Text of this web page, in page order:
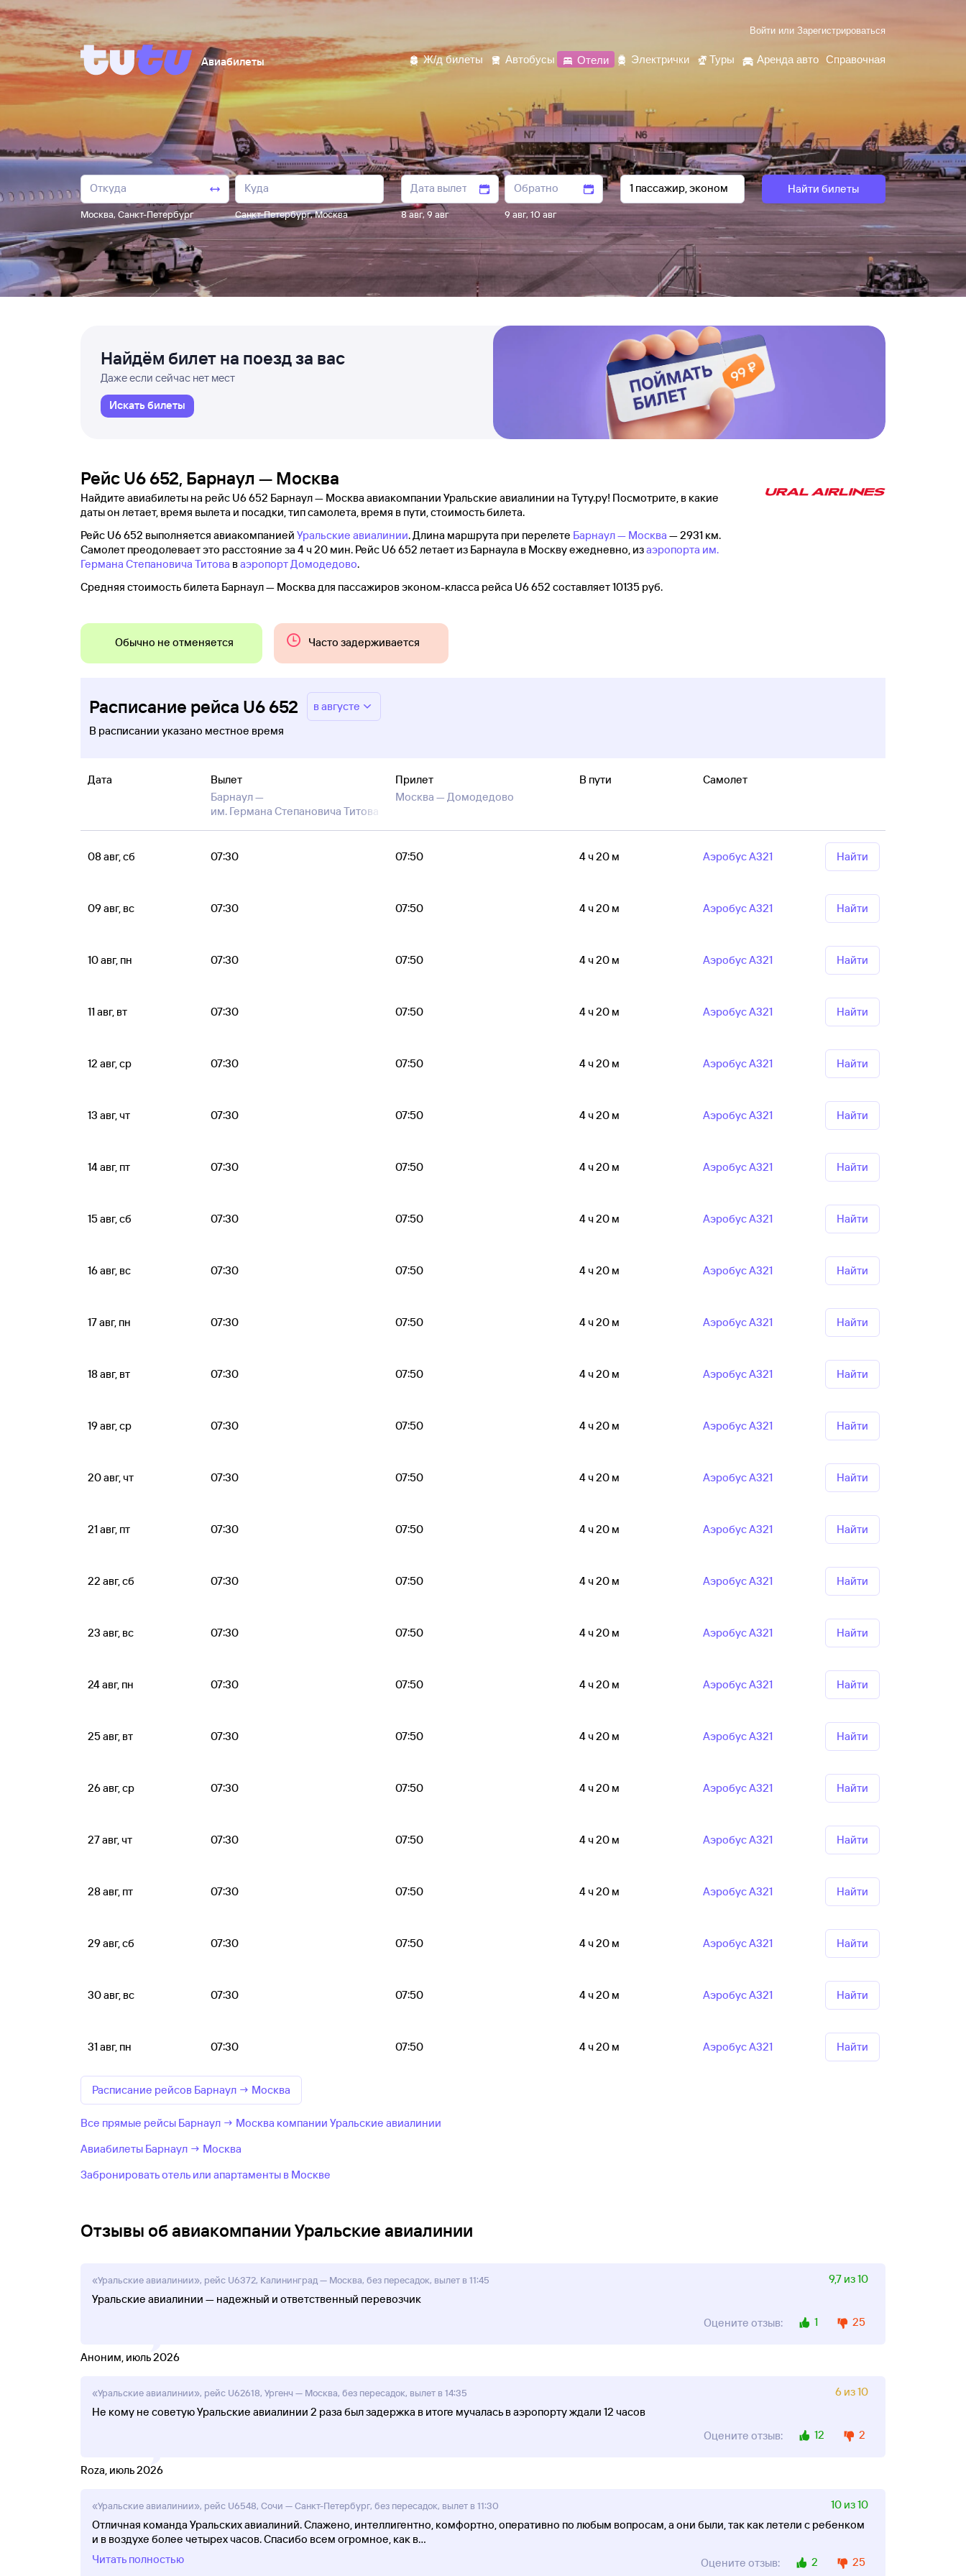
Войти или Зарегистрироваться
Авиабилеты Ж/д билеты Автобусы Отели Электрички Туры Аренда авто Справочная
Москва, Санкт-Петербург Санкт-Петербург,Москва 8 авг, 9 авг 9 авг,10 авг
Найти билеты
Найдём билет на поезд за вас
Даже если сейчас нет мест
Искать билеты
Рейс U6 652, Барнаул — Москва
Найдите авиабилеты на рейс U6 652 Барнаул — Москва авиакомпании Уральские авиалинии на Туту.ру! Посмотрите, в какие
даты он летает, время вылета и посадки, тип самолета, время в пути, стоимость билета.
Рейс U6 652 выполняется авиакомпанией Уральские авиалинии. Длина маршрута при перелете Барнаул — Москва — 2931 км.
Самолет преодолевает это расстояние за 4 ч 20 мин. Рейс U6 652 летает из Барнаула в Москву ежедневно, изаэропорта им.
Германа Степановича Титова ваэропорт Домодедово.
Средняя стоимость билета Барнаул — Москва для пассажиров эконом-класса рейса U6 652 составляет 10135 руб.
Обычно не отменяется Часто задерживается
Расписание рейса U6 652
в августе
В расписании указано местное время
Дата
Вылет
Барнаул —
им. Германа Степановича Титова
Прилет
Москва — Домодедово
В пути Самолет
08 авг, сб 07:30 07:50 4 ч 20 м Аэробус А321 Найти
09 авг, вс 07:30 07:50 4 ч 20 м Аэробус А321 Найти
10 авг, пн 07:30 07:50 4 ч 20 м Аэробус А321 Найти
11 авг, вт 07:30 07:50 4 ч 20 м Аэробус А321 Найти
12 авг, ср 07:30 07:50 4 ч 20 м Аэробус А321 Найти
13 авг, чт 07:30 07:50 4 ч 20 м Аэробус А321 Найти
14 авг, пт 07:30 07:50 4 ч 20 м Аэробус А321 Найти
15 авг, сб 07:30 07:50 4 ч 20 м Аэробус А321 Найти
16 авг, вс 07:30 07:50 4 ч 20 м Аэробус А321 Найти
17 авг, пн 07:30 07:50 4 ч 20 м Аэробус А321 Найти
18 авг, вт 07:30 07:50 4 ч 20 м Аэробус А321 Найти
19 авг, ср 07:30 07:50 4 ч 20 м Аэробус А321 Найти
20 авг, чт 07:30 07:50 4 ч 20 м Аэробус А321 Найти
21 авг, пт 07:30 07:50 4 ч 20 м Аэробус А321 Найти
22 авг, сб 07:30 07:50 4 ч 20 м Аэробус А321 Найти
23 авг, вс 07:30 07:50 4 ч 20 м Аэробус А321 Найти
24 авг, пн 07:30 07:50 4 ч 20 м Аэробус А321 Найти
25 авг, вт 07:30 07:50 4 ч 20 м Аэробус А321 Найти
26 авг, ср 07:30 07:50 4 ч 20 м Аэробус А321 Найти
27 авг, чт 07:30 07:50 4 ч 20 м Аэробус А321 Найти
28 авг, пт 07:30 07:50 4 ч 20 м Аэробус А321 Найти
29 авг, сб 07:30 07:50 4 ч 20 м Аэробус А321 Найти
30 авг, вс 07:30 07:50 4 ч 20 м Аэробус А321 Найти
31 авг, пн 07:30 07:50 4 ч 20 м Аэробус А321 Найти
Расписание рейсов Барнаул → Москва
Все прямые рейсы Барнаул → Москва компании Уральские авиалинии
Авиабилеты Барнаул → Москва
Забронировать отель или апартаменты в Москве
Отзывы об авиакомпании Уральские авиалинии
«Уральские авиалинии», рейс U6372, Калининград — Москва, без пересадок, вылет в 11:45
9,7 из 10
Уральские авиалинии — надежный и ответственный перевозчик
Оцените отзыв:
1 25
Аноним, июль 2026
«Уральские авиалинии», рейс U62618, Ургенч — Москва, без пересадок, вылет в 14:35
6 из 10
Не кому не советую Уральские авиалинии 2 раза был задержка в итоге мучалась в аэропорту ждали 12 часов
Оцените отзыв:
12 2
Roza, июль 2026
«Уральские авиалинии», рейс U6548, Сочи — Санкт-Петербург, без пересадок, вылет в 11:30
10 из 10
Отличная команда Уральских авиалиний. Слажено, интеллигентно, комфортно, оперативно по любым вопросам, а они были, так как летели с ребенком
и в воздухе более четырех часов. Спасибо всем огромное, как в...
Читать полностью
Оцените отзыв: 2 25